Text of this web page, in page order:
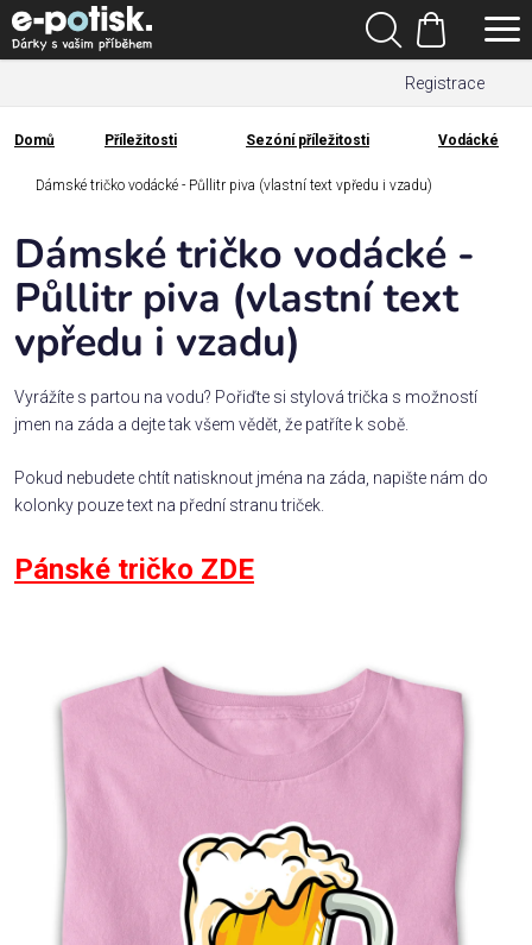
Přejít
na
obsah
Registrace
Hledat
Nákupní
košík
Kategorie
Dárek
pro
Rodina
Láska
Povolání,
zájmy a
sport
Příležitosti
Oblečení
Přihlášení
Domů
Domů Příležitosti Sezóní příležitosti Vodácké
Dámské tričko vodácké - Půllitr piva (vlastní text vpředu i vzadu)
Dámské tričko vodácké -
Půllitr piva (vlastní text
vpředu i vzadu)
Vyrážíte s partou na vodu? Pořiďte si stylová trička s možností
jmen na záda a dejte tak všem vědět, že patříte k sobě.
Pokud nebudete chtít natisknout jména na záda, napište nám do
kolonky pouze text na přední stranu triček.
Pánské tričko ZDE